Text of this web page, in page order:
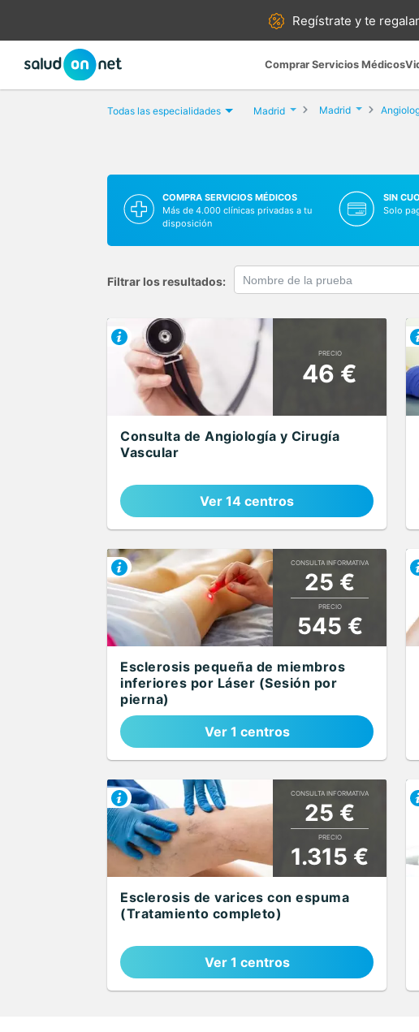
Regístrate yte
Comprar Servicios Médicos
Todas las especialidades Madrid Madrid
COMPRA SERVICIOS MÉDICOS
Más de 4.000 clínicas privadas a tu
disposición
SIN
Solo
Filtrar los resultados:
PRECIO
46 €
Consulta de Angiología y Cirugía
Vascular
Ver 14 centros
CONSULTA INFORMATIVA
25 €
PRECIO
545 €
Esclerosis pequeña de miembros
inferiores por Láser (Sesión por
pierna)
Ver 1 centros
CONSULTA INFORMATIVA
25 €
PRECIO
1.315 €
Esclerosis de varices con espuma
(Tratamiento completo)
Ver 1 centros